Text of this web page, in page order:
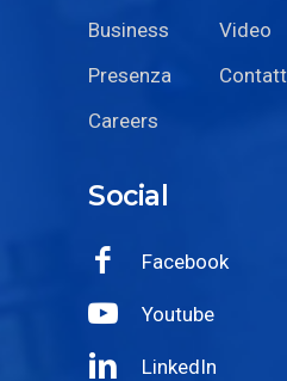
Business
Video
Presenza
Careers
Social
Facebook
Youtube
LinkedIn